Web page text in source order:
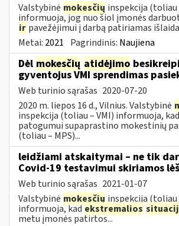
Valstybinė mokesčių inspekcija (toliau
informuoja, jog nuo šiol įmonės
ir pavežėjimui į darbą patiriamas
Metai: 2021 Pagrindinis: Naujiena
Dėl mokesčių atidėjimo
gyventojus VMI sprendimas
Web turinio sąrašas 2020-07-20
2020 m. liepos 16 d., Vilnius. Valstybinė
inspekcija (toliau – VMI) informuoja,
patogumui supaprastino mokestinių
(toliau – MPS)...
leidžiami atskaitymai – ne tik
Covid-19 testavimui skiriamos
Web turinio sąrašas 2021-01-07
Valstybinė mokesčių inspekcija (toliau
informuoja, kadekstremalios
metu įmonės patirtos...